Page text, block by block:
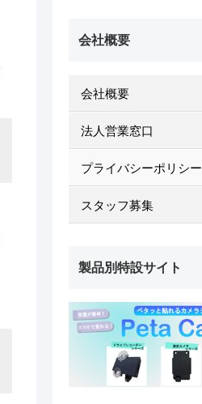
会社概要
会社概要
法人営業窓口
プライバシーポリシー
スタッフ募集
製品別特設サイト